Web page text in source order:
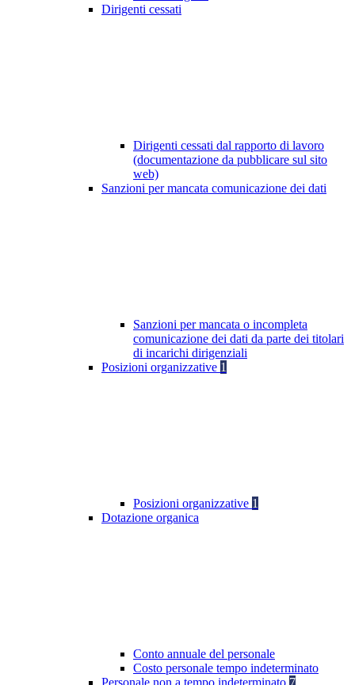
Dirigenti cessati
Dirigenti cessati dal rapporto di lavoro
(documentazione da pubblicare sul sito
web)
Sanzioni per mancata comunicazione dei dati
Sanzioni per mancata o incompleta
comunicazione dei dati da parte dei titolari
di incarichi dirigenziali
Posizioni organizzative 1
Posizioni organizzative 1
Dotazione organica
Conto annuale del personale
Costo personale tempo indeterminato